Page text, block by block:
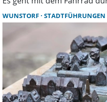
Wasserwerk und
Dort können Teilnehmer
den alten Ortskern viel über
vom Fischer- und Weber-
erfahren. Anlässlich des
auch ein Besuch der
WUNSTORF STADTFÜHRUNGEN